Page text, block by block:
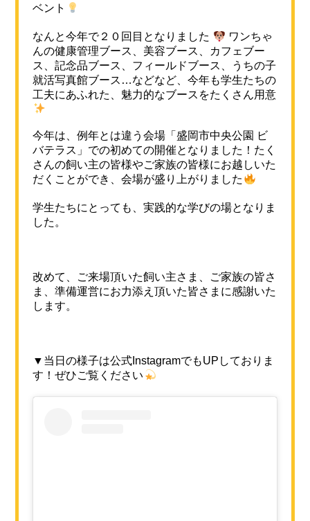
ベント
なんと今年で２０回目となりました
ワンちゃ
んの健康管理ブース、美容ブース、カフェブー
ス、記念品ブース、フィールドブース、うちの子
就活写真館ブース…などなど、今年も学生たちの
工夫にあふれた、魅力的なブースをたくさん用意
今年は、例年とは違う会場「盛岡市中央公園 ビ
バテラス」での初めての開催となりました！たく
さんの飼い主の皆様やご家族の皆様にお越しいた
だくことができ、会場が盛り上がりました
学生たちにとっても、実践的な学びの場となりま
した。
改めて、ご来場頂いた飼い主さま、ご家族の皆さ
ま、準備運営にお力添え頂いた皆さまに感謝いた
します。
▼当日の様子は公式InstagramでもUPしておりま
す！ぜひご覧ください